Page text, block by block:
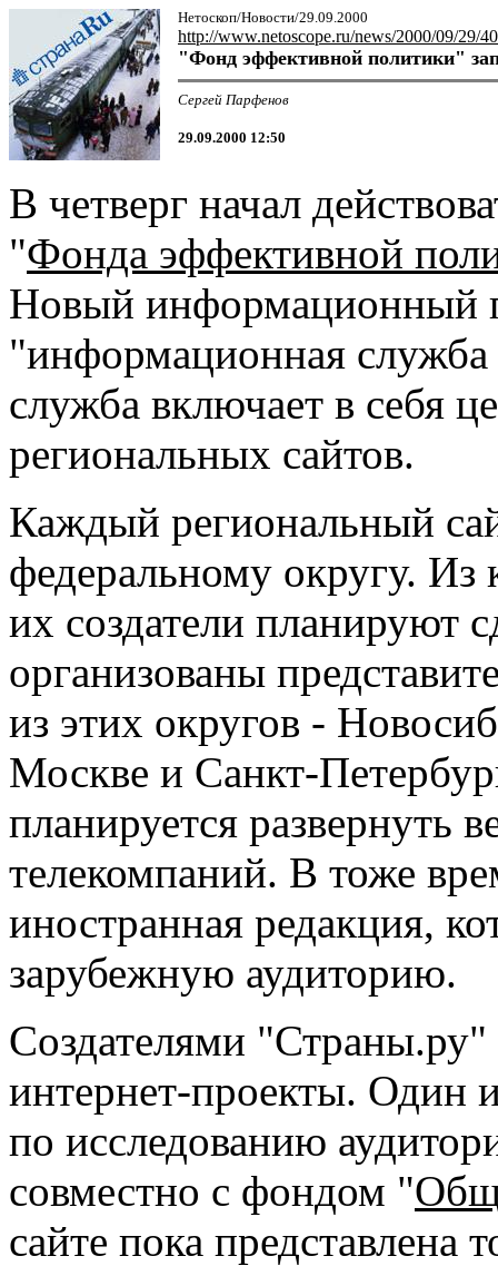
Нетоскоп/Новости/29.09.2000
http://www.netoscope.ru/news/2000/09/29/
"Фонд эффективной политики"
Сергей Парфенов
29.09.2000 12:50
В четверг начал
"Фонда эффективной
Новый информационный
"информационная
служба включает в себя
региональных сайтов.
Каждый региональный
федеральному округу. Из
их создатели планируют
организованы
из этих округов -
Москве и Санкт-
планируется развернуть
телекомпаний. В тоже
иностранная редакция,
зарубежную аудиторию.
Создателями
интернет-проекты. Один
по исследованию
совместно с фондом "
сайте пока представлена